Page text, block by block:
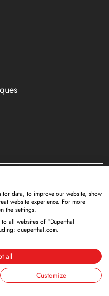
techniques. Toutes les
sont données à
et de fautes de
aux
14 BGB. Aucune vente
ce site Web et en
1 paragraphe 1 BFSG).
Conditions
data, to improve our website, show
website experience. For more
the settings.
all websites of "Düperthal
dueperthal.com.
all
Customize